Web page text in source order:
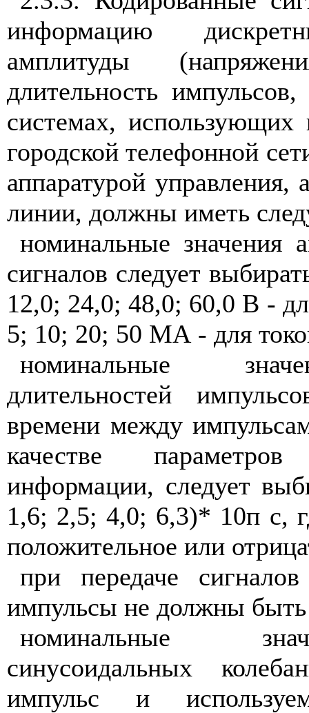
информацию
амплитуды
длительность
системах,
городской телефонной
аппаратурой управления,
линии, должны иметь
номинальные значения
сигналов следует
12,0; 24,0; 48,0; 60,0 В -
5; 10; 20; 50 МА - для
номинальные
длительностей
времени между
качестве
информации, следует
1,6; 2,5; 4,0; 6,3)* 10п с,
положительное или
при передаче
импульсы не должны
номинальные
синусоидальных
импульс и